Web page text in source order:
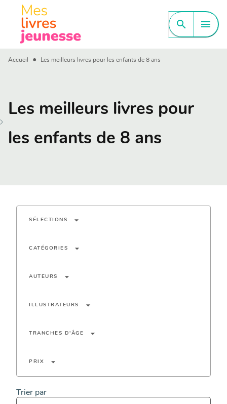
MENU CONTENU
PIED DE PAGE
search menu
Accueil • Les meilleurs livres pour les enfants de 8 ans
Les meilleurs livres pour
les enfants de 8 ans
SÉLECTIONS arrow_drop_down
CATÉGORIES arrow_drop_down
AUTEURS arrow_drop_down
ILLUSTRATEURS arrow_drop_down
TRANCHES D'ÂGE arrow_drop_down
PRIX arrow_drop_down
Trier par